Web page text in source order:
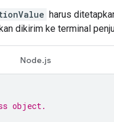
harus
dikirim ke terminal
Node.js
object.